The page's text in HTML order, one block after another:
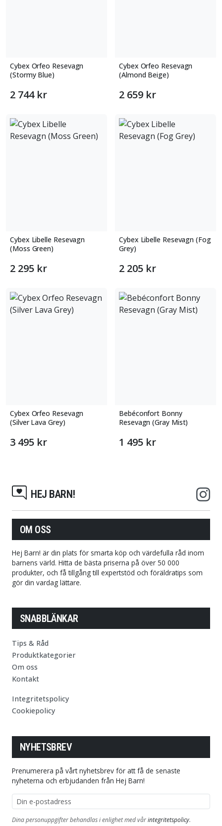
Cybex Orfeo Resevagn
(Stormy Blue)
2 744 kr
Cybex Orfeo Resevagn
(Almond Beige)
2 659 kr
Cybex Libelle Resevagn
(Moss Green)
2 295 kr
Cybex Libelle Resevagn (Fog
Grey)
2 205 kr
Cybex Orfeo Resevagn
(Silver Lava Grey)
3 495 kr
Bebéconfort Bonny
Resevagn (Gray Mist)
1 495 kr
HEJ BARN!
OM OSS
Hej Barn! är din plats för smarta köp och värdefulla råd inom
barnens värld. Hitta de bästa priserna på över 50 000
produkter, och få tillgång till expertstöd och föräldratips som
gör din vardag lättare.
SNABBLÄNKAR
Tips & Råd
Produktkategorier
Om oss
Kontakt
Integritetspolicy
Cookiepolicy
NYHETSBREV
Prenumerera på vårt nyhetsbrev för att få de senaste
nyheterna och erbjudanden från Hej Barn!
E-postadress
Dina personuppgifter behandlas i enlighet med vårintegritetspolicy.